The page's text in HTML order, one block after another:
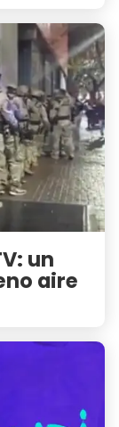
un
aire